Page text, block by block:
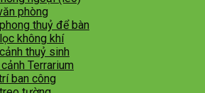
phòng
thuỷ để bàn
không khí
thuỷ sinh
Terrarium
ban công